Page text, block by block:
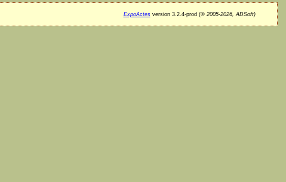
ExpoActesversion 3.2.4-prod (©2005-2026, ADSoft)